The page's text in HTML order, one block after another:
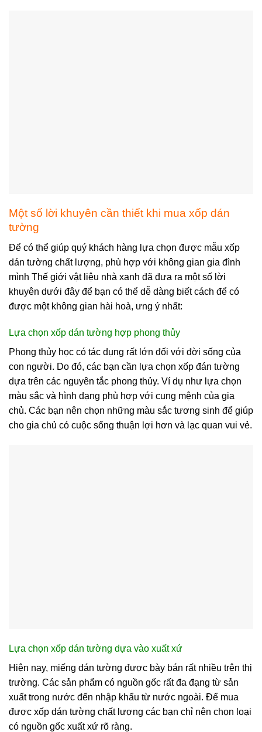
Một số lời khuyên cần thiết khi mua xốp dán
tường
Để có thể giúp quý khách hàng lựa chọn được mẫu xốp
dán tường chất lượng, phù hợp với không gian gia đình
mình Thế giới vật liệu nhà xanh đã đưa ra một số lời
khuyên dưới đây để bạn có thể dễ dàng biết cách để có
được một không gian hài hoà, ưng ý nhất:
Lựa chọn xốp dán tường hợp phong thủy
Phong thủy học có tác dụng rất lớn đối với đời sống của
con người. Do đó, các bạn cần lựa chọn xốp đán tường
dựa trên các nguyên tắc phong thủy. Ví dụ như lựa chọn
màu sắc và hình dạng phù hợp với cung mệnh của gia
chủ. Các bạn nên chọn những màu sắc tương sinh để giúp
cho gia chủ có cuộc sống thuận lợi hơn và lạc quan vui vẻ.
Lựa chọn xốp dán tường dựa vào xuất xứ
Hiện nay, miếng dán tường được bày bán rất nhiều trên thị
trường. Các sản phẩm có nguồn gốc rất đa đạng từ sản
xuất trong nước đến nhập khẩu từ nước ngoài. Để mua
được xốp dán tường chất lượng các bạn chỉ nên chọn loại
có nguồn gốc xuất xứ rõ ràng.